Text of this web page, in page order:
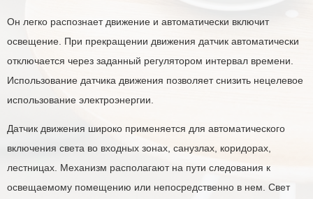
Он легко распознает движение и автоматически включит
освещение. При прекращении движения датчик автоматически
отключается через заданный регулятором интервал времени.
Использование датчика движения позволяет снизить нецелевое
использование электроэнергии.
Датчик движения широко применяется для автоматического
включения света во входных зонах, санузлах, коридорах,
лестницах. Механизм располагают на пути следования к
освещаемому помещению или непосредственно в нем. Свет